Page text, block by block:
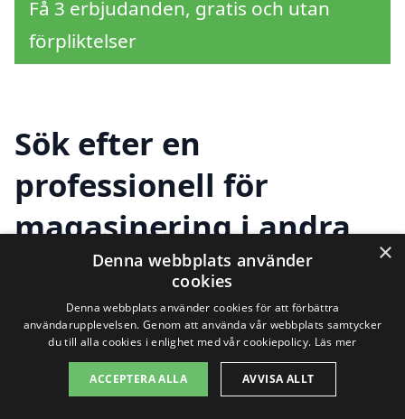
Få 3 erbjudanden, gratis och utan
förpliktelser
Sök efter en
professionell för
magasinering i andra
städer nära
Teckomatorp
Om du letar efter pålitlig och prisvärd
×
Denna webbplats använder
cookies
Denna webbplats använder cookies för att förbättra
användarupplevelsen. Genom att använda vår webbplats samtycker
du till alla cookies i enlighet med vår cookiepolicy. Läs mer
ACCEPTERA ALLA AVVISA ALLT